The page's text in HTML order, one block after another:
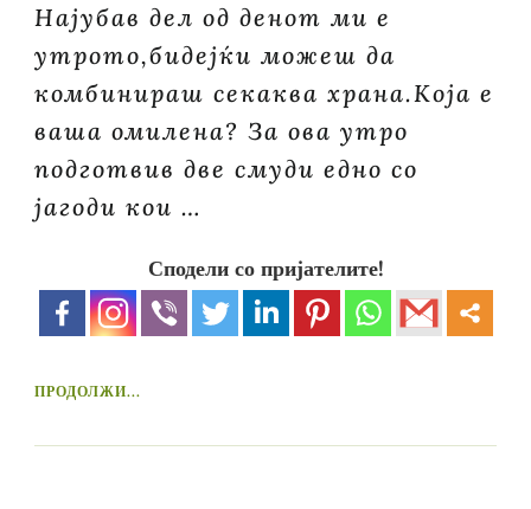
Најубав дел од денот ми е
утрото,бидејќи можеш да
комбинираш секаква храна.Која е
ваша омилена? За ова утро
подготвив две смуди едно со
јагоди кои …
Сподели со пријателите!
ПРОДОЛЖИ...